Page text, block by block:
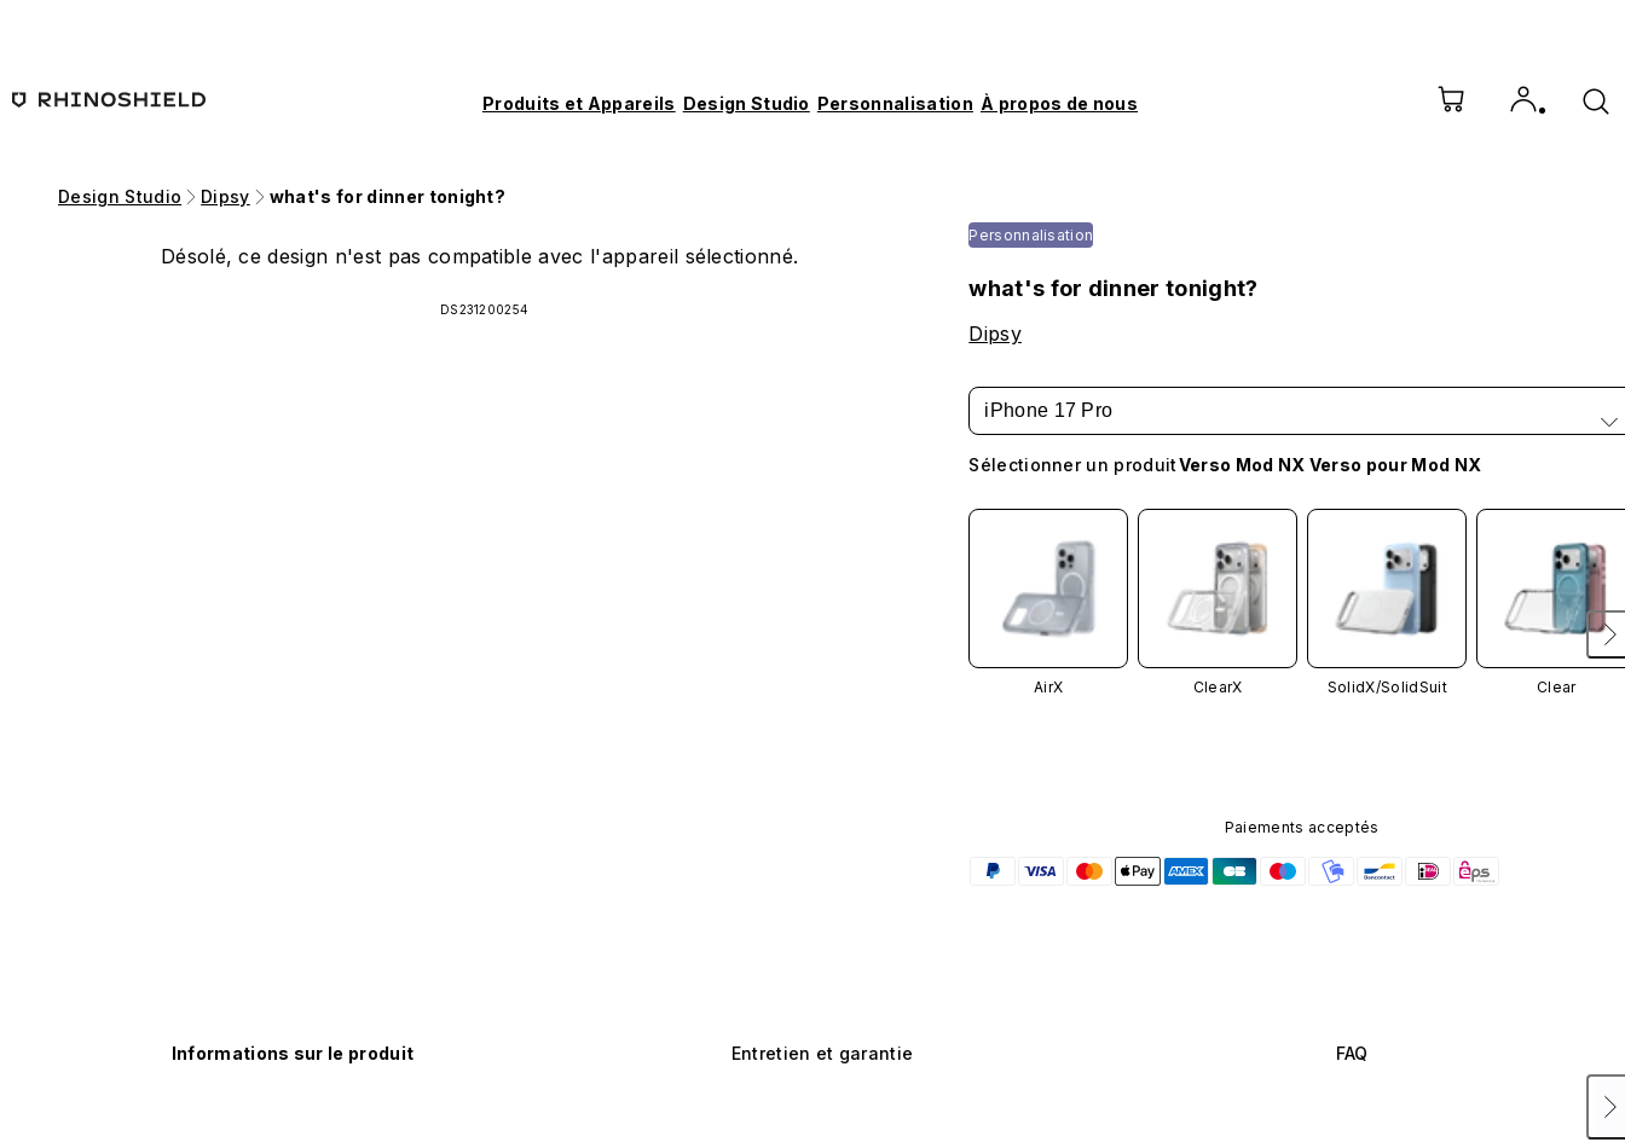
Produits et Appareils Design Studio Personnalisation À propos de nous
Design Studio Dipsy what's for dinner tonight?
Désolé, ce design n'est pas compatible avec l'appareil sélectionné.
DS231200254
Personnalisation
what's for dinner tonight?
Dipsy
iPhone 17 Pro
Sélectionner un produitVerso Mod NX Verso pour Mod NX
AirX ClearX SolidX/SolidSuit Clear
Paiements acceptés
Informations sur le produit Entretien et garantie FAQ